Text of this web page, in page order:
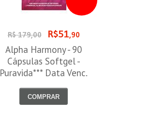
R$ 179,00 R$51,90
Alpha Harmony - 90
Cápsulas Softgel -
Puravida*** Data Venc.
COMPRAR